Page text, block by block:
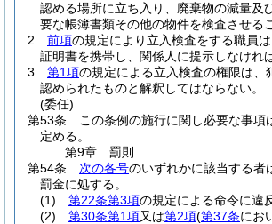
認める場所に立ち入り、廃棄物の減量及
要な帳簿書類その他の物件を検査させる
2
前項の規定により立入検査をする職員
証明書を携帯し、関係人に提示しなけれ
3
第1項の規定による立入検査の権限は、
認められたものと解釈してはならない。
(委任)
第53条
この条例の施行に関し必要な事項
定める。
第9章
罰則
第54条
次の各号のいずれかに該当する者
罰金に処する。
(1)
第22条第3項の規定による命令に違
(2)
第30条第1項又は第2項(第37条にお